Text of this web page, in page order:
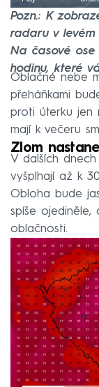
Pozn.: K
radaru v levém
Na časové
hodinu, které
Oblačné nebe
přeháňkami
proti úterku jen
mají k večeru
Zlom
V dalších
vyšplhají až k
Obloha bude
spíše ojediněle,
oblačnosti.